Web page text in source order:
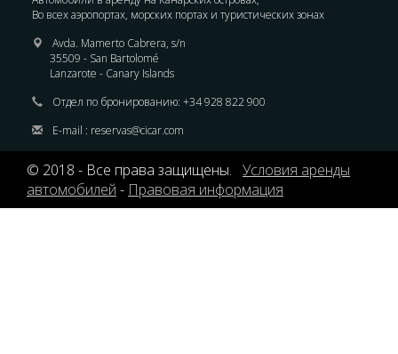
Во всех аэропортах, морских портах и туристических зонах
Avda. Mamerto Cabrera, s/n
35509 - San Bartolomé
Lanzarote - Canary Islands
Отдел по бронированию: +34 928 822 900
E-mail : reservas@cicar.com
© 2018 - Все права защищены. Условия аренды
автомобилей - Правовая информация